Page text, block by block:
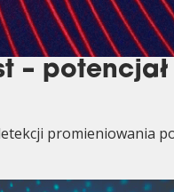
–
promieniowania